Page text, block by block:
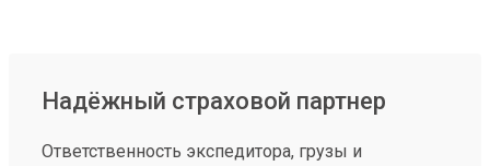
Надёжный страховой партнер
Ответственность экспедитора, грузы и